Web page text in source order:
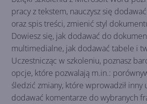
pracy z tekstem, nauczysz się
oraz spis treści, zmienić styl
Dowiesz się, jak dodawać do
multimedialne, jak dodawać tabele i
Uczestnicząc w szkoleniu, poznasz
opcje, które pozwalają m.in.:
śledzić zmiany, które wprowadził inny
dodawać komentarze do wybranych